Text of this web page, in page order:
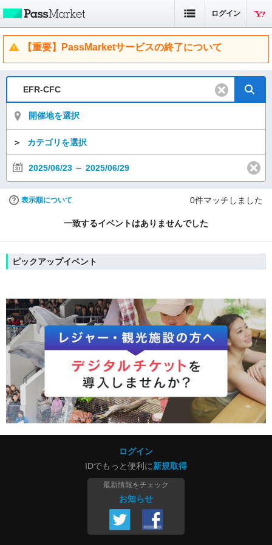
ログイン
【重要】PassMarketサービスの終了について
開催地を選択
＞ カテゴリを選択
2025/06/23 ～ 2025/06/29
表示順について 0件マッチしました
一致するイベントはありませんでした
ピックアップイベント
ログイン
IDでもっと便利に新規取得
最新情報をチェック
お知らせ